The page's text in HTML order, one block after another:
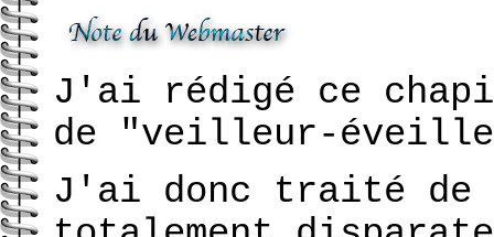
J'ai rédigé ce
de "veilleur-
J'ai donc traité de